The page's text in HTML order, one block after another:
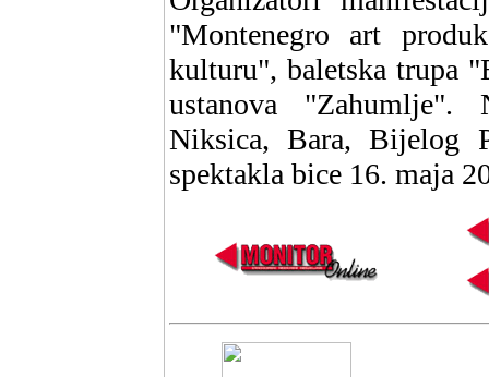
"Montenegro art
kulturu", baletska trupa
ustanova "Zahumlje".
Niksica, Bara, Bijelog
spektakla bice 16. maja